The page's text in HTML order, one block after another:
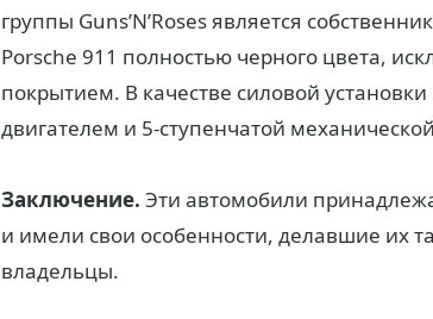
группы Guns’N’Roses является
Porsche 911 полностью черного цвета,
покрытием. В качестве силовой
двигателем и 5-ступенчатой
Заключение. Эти автомобили
и имели свои особенности, делавшие их
владельцы.